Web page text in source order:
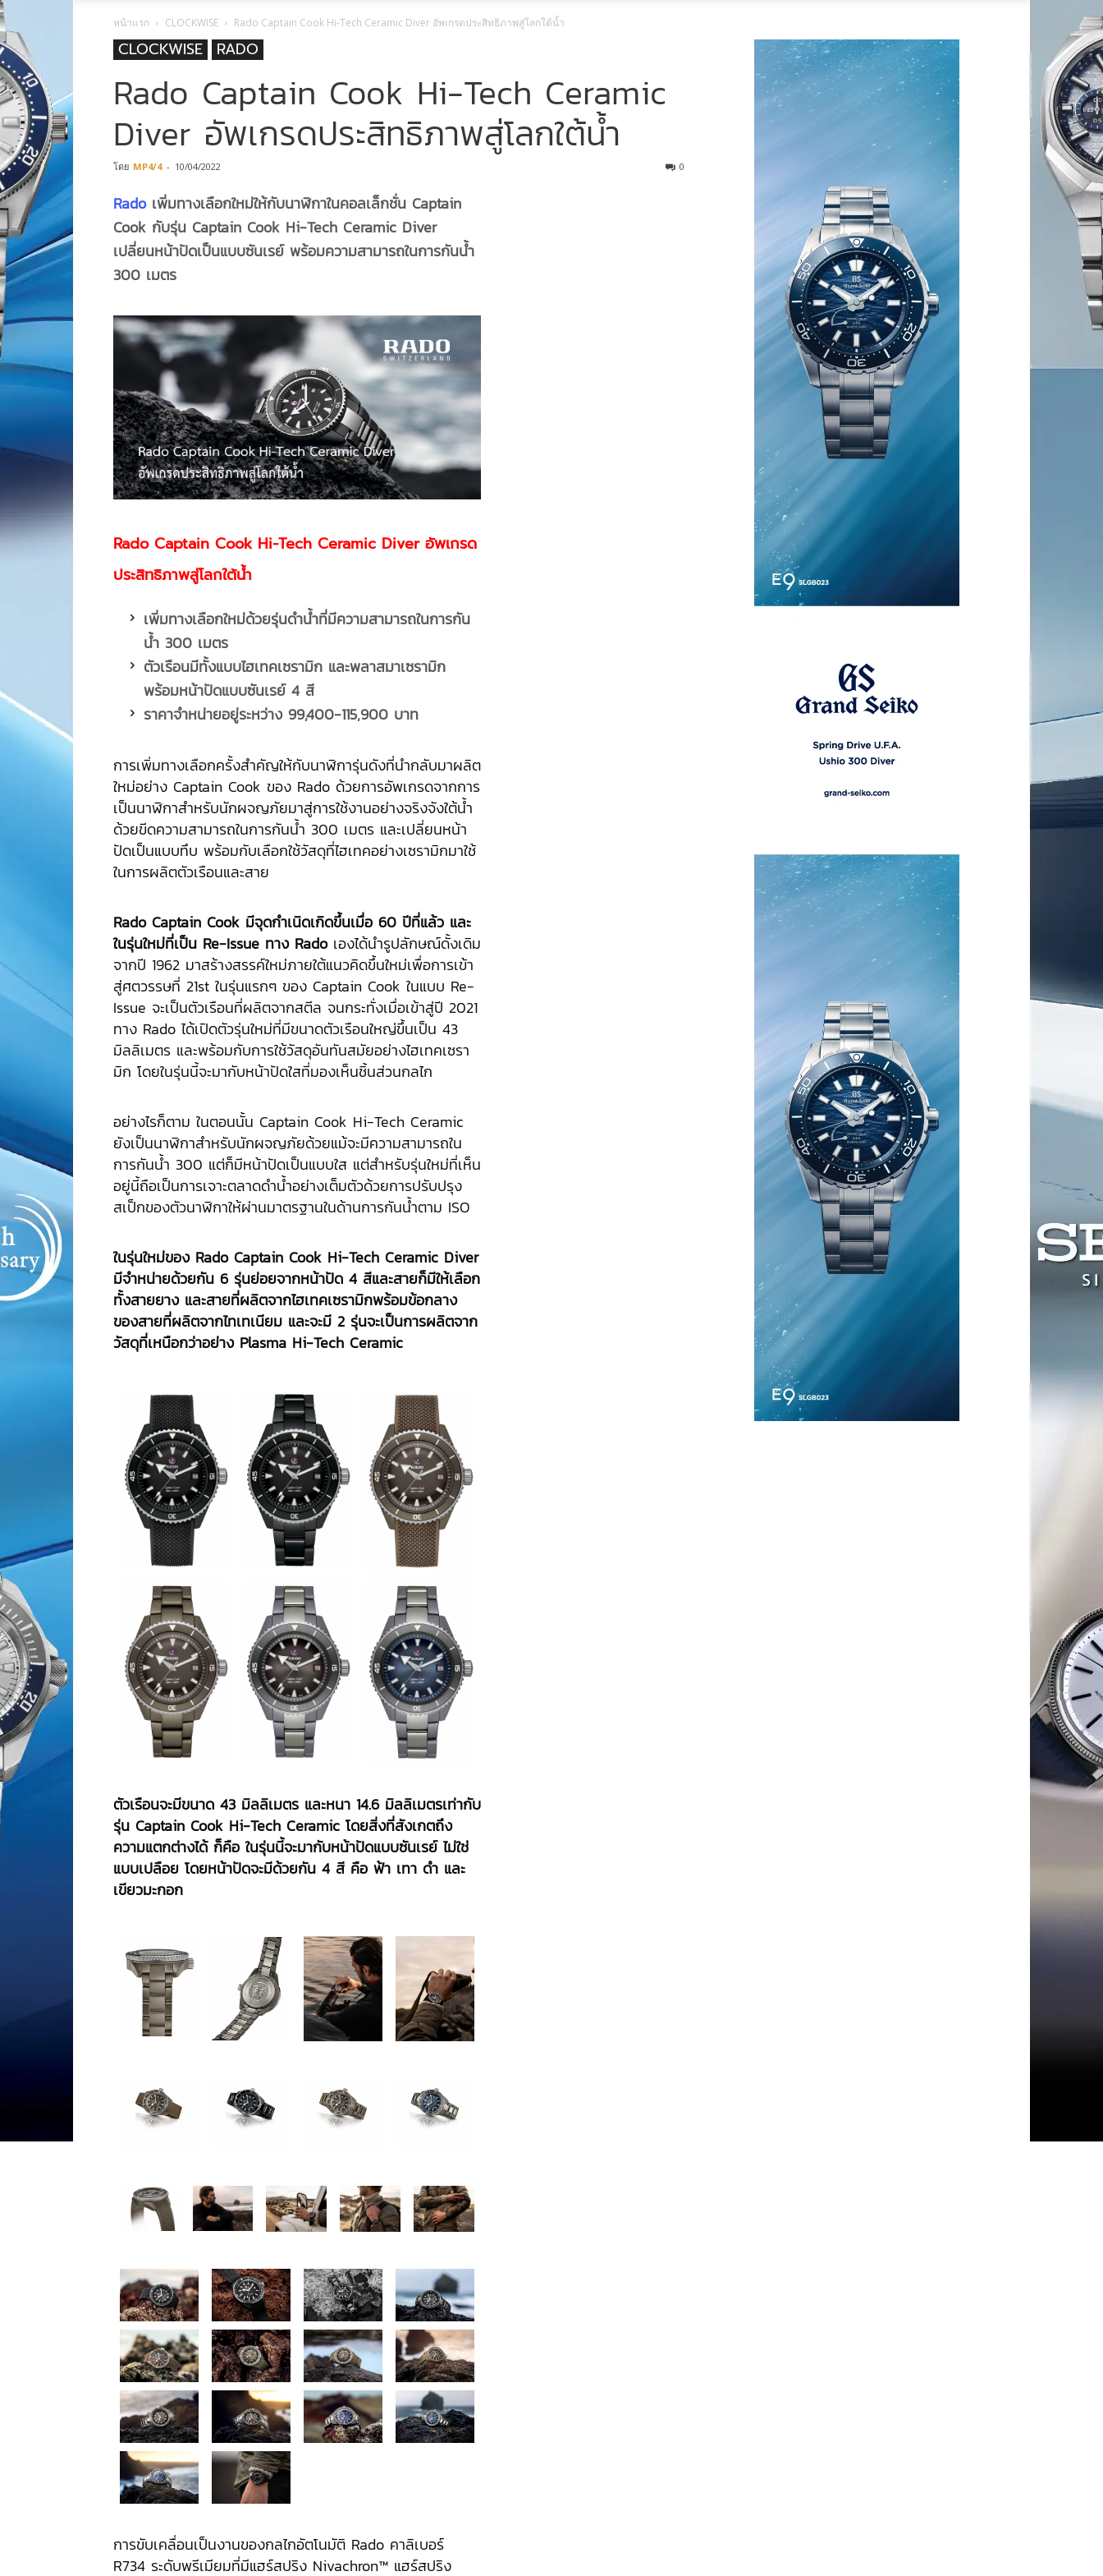
หน้าแรก CLOCKWISE Rado Captain Cook Hi-Tech Ceramic Diver อัพเกรดประสิทธิภาพสู่โลกใต้น้ำ
CLOCKWISE RADO
Rado Captain Cook Hi-Tech Ceramic
Diver อัพเกรดประสิทธิภาพสู่โลกใต้น้ำ
โดย MP4/4 - 10/04/2022 0
Radoเพิ่มทางเลือกใหม่ให้กับนาฬิกาในคอลเล็กชั่น Captain
Cook กับรุ่น Captain Cook Hi-Tech Ceramic Diver
เปลี่ยนหน้าปัดเป็นแบบซันเรย์ พร้อมความสามารถในการกันน้ำ
300 เมตร
Rado Captain Cook Hi-Tech Ceramic Diver อัพเกรด
ประสิทธิภาพสู่โลกใต้น้ำ
เพิ่มทางเลือกใหม่ด้วยรุ่นดำน้ำที่มีความสามารถในการกัน
น้ำ 300 เมตร
ตัวเรือนมีทั้งแบบไฮเทคเซรามิก และพลาสมาเซรามิก
พร้อมหน้าปัดแบบซันเรย์ 4 สี
ราคาจำหน่ายอยู่ระหว่าง 99,400-115,900 บาท
การเพิ่มทางเลือกครั้งสำคัญให้กับนาฬิการุ่นดังที่นำกลับมาผลิต
ใหม่อย่าง Captain Cook ของ Rado ด้วยการอัพเกรดจากการ
เป็นนาฬิกาสำหรับนักผจญภัยมาสู่การใช้งานอย่างจริงจังใต้น้ำ
ด้วยขีดความสามารถในการกันน้ำ 300 เมตร และเปลี่ยนหน้า
ปัดเป็นแบบทึบ พร้อมกับเลือกใช้วัสดุที่ไฮเทคอย่างเซรามิกมาใช้
ในการผลิตตัวเรือนและสาย
Rado Captain Cook มีจุดกำเนิดเกิดขึ้นเมื่อ 60 ปีที่แล้ว และ
ในรุ่นใหม่ที่เป็น Re-Issue ทาง Radoเองได้นำรูปลักษณ์ดั้งเดิม
จากปี 1962 มาสร้างสรรค์ใหม่ภายใต้แนวคิดขึ้นใหม่เพื่อการเข้า
สู่ศตวรรษที่ 21st ในรุ่นแรกๆ ของ Captain Cook ในแบบ Re-
Issue จะเป็นตัวเรือนที่ผลิตจากสตีล จนกระทั่งเมื่อเข้าสู่ปี 2021
ทาง Rado ได้เปิดตัวรุ่นใหม่ที่มีขนาดตัวเรือนใหญ่ขึ้นเป็น 43
มิลลิเมตร และพร้อมกับการใช้วัสดุอันทันสมัยอย่างไฮเทคเซรา
มิก โดยในรุ่นนี้จะมากับหน้าปัดใสที่มองเห็นชิ้นส่วนกลไก
อย่างไรก็ตาม ในตอนนั้น Captain Cook Hi-Tech Ceramic
ยังเป็นนาฬิกาสำหรับนักผจญภัยด้วยแม้จะมีความสามารถใน
การกันน้ำ 300 แต่ก็มีหน้าปัดเป็นแบบใส แต่สำหรับรุ่นใหม่ที่เห็น
อยู่นี้ถือเป็นการเจาะตลาดดำน้ำอย่างเต็มตัวด้วยการปรับปรุง
สเป็กของตัวนาฬิกาให้ผ่านมาตรฐานในด้านการกันน้ำตาม ISO
ในรุ่นใหม่ของ Rado Captain Cook Hi-Tech Ceramic Diver
มีจำหน่ายด้วยกัน 6 รุ่นย่อยจากหน้าปัด 4 สีและสายก็มีให้เลือก
ทั้งสายยาง และสายที่ผลิตจากไฮเทคเซรามิกพร้อมข้อกลาง
ของสายที่ผลิตจากไทเทเนียม และจะมี 2 รุ่นจะเป็นการผลิตจาก
วัสดุที่เหนือกว่าอย่าง Plasma Hi-Tech Ceramic
ตัวเรือนจะมีขนาด 43 มิลลิเมตร และหนา 14.6 มิลลิเมตรเท่ากับ
รุ่น Captain Cook Hi-Tech Ceramic โดยสิ่งที่สังเกตถึง
ความแตกต่างได้ ก็คือ ในรุ่นนี้จะมากับหน้าปัดแบบซันเรย์ ไม่ใช่
แบบเปลือย โดยหน้าปัดจะมีด้วยกัน 4 สี คือ ฟ้า เทา ดำ และ
เขียวมะกอก
การขับเคลื่อนเป็นงานของกลไกอัตโนมัติ Rado คาลิเบอร์
R734 ระดับพรีเมียมที่มีแฮร์สปริง Nivachron™ แฮร์สปริง